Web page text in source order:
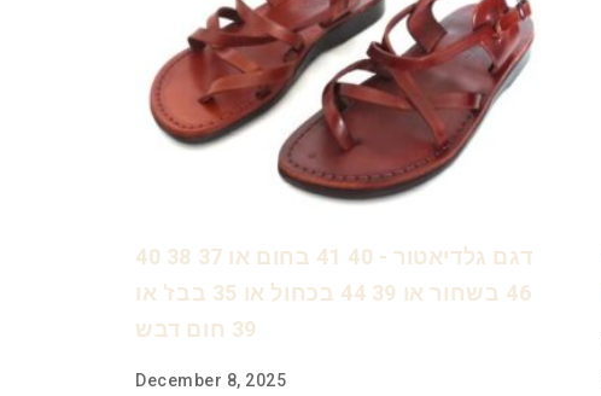
דגם גלדיאטור - 40 41 בחום או 37 38 40
46 בשחור או 39 44 בכחול או 35 בבז' או
39 חום דבש
December 8, 2025